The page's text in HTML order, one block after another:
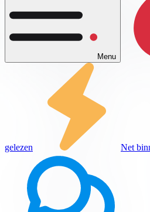
Menu
gelezen Net